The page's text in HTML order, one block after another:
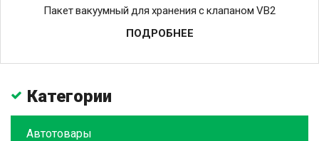
Пакет вакуумный для хранения с клапаном VB2
ПОДРОБНЕЕ
Категории
Автотовары